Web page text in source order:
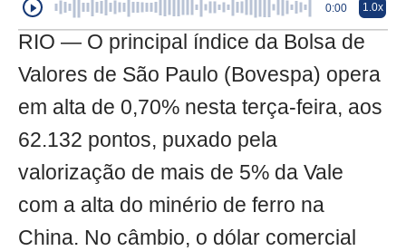
0:00 1.0x
RIO — O principal índice da Bolsa de
Valores de São Paulo (Bovespa) opera
em alta de 0,70% nesta terça-feira, aos
62.132 pontos, puxado pela
valorização de mais de 5% da Vale
com a alta do minério de ferro na
China. No câmbio, o dólar comercial